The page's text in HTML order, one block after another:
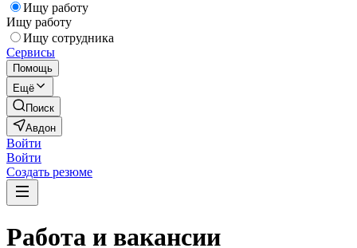
Ищу работу
Ищу работу
Ищу сотрудника
Сервисы
Помощь
Ещё
Поиск
Авдон
Войти
Войти
Создать резюме
Работа и вакансии